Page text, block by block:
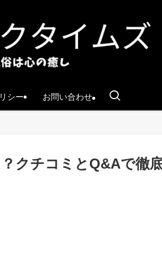
シー お問い合わせ
クチコミとQ&Aで徹